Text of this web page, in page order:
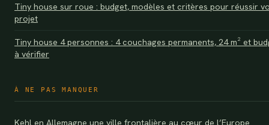
Tiny house sur roue : budget, modèles et critères pour réussir
projet
Tiny house 4 personnes : 4 couchages permanents, 24 m² et
à vérifier
À NE PAS MANQUER
Kehl en Allemagne une ville frontalière au cœur de l’Europe